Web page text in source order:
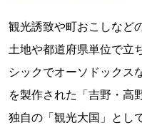
観光誘致や町おこしなど
土地や都道府県単位で立
シックでオーソドックス
を製作された「吉野・高
独自の「観光大国」とし